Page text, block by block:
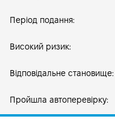
Період подання:
Високий ризик:
Відповідальне становище:
Пройшла автоперевірку: